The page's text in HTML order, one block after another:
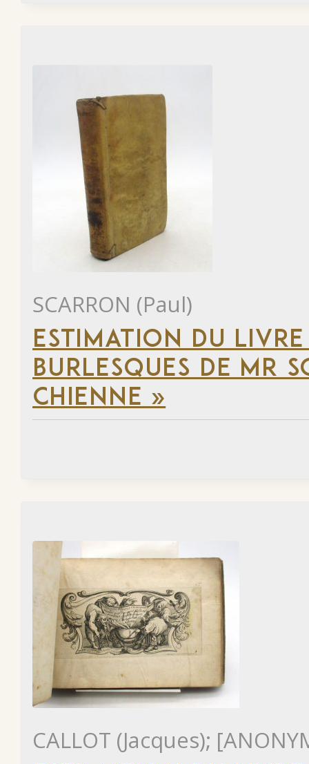
SCARRON (Paul)
ESTIMATION DU
BURLESQUES DE MR
CHIENNE »
CALLOT (Jacques);